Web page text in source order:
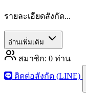
รายละเอียดสังกัด...
อ่านเพิ่มเติม
สมาชิก: 0 ท่าน
ติดต่อสังกัด (LINE)